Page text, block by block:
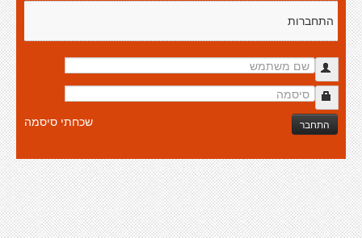
התחברות
התחבר שכחתי סיסמה